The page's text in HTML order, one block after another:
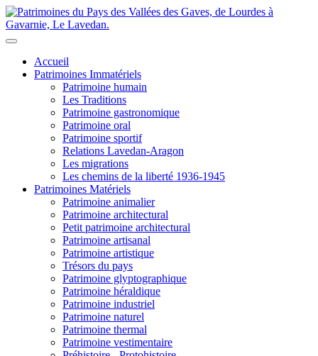
Accueil
Patrimoines Immatériels
Patrimoine humain
Les Traditions
Patrimoine gastronomique
Patrimoine oral
Patrimoine sportif
Relations Lavedan-Aragon
Les migrations
Les chemins de la liberté 1936-1945
Patrimoines Matériels
Patrimoine animalier
Patrimoine architectural
Petit patrimoine architectural
Patrimoine artisanal
Patrimoine artistique
Trésors du pays
Patrimoine glyptographique
Patrimoine héraldique
Patrimoine industriel
Patrimoine naturel
Patrimoine thermal
Patrimoine vestimentaire